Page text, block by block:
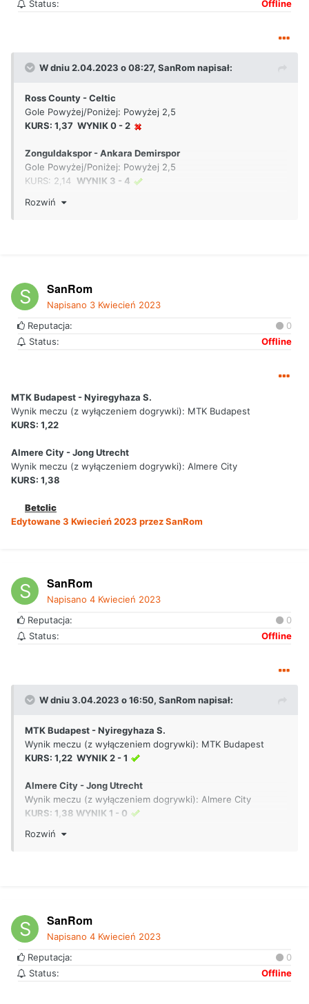
Status:
Offline
W dniu 2.04.2023 o 08:27, SanRom napisał:
Ross County - Celtic
Gole Powyżej/Poniżej: Powyżej 2,5
KURS: 1,37 WYNIK 0 - 2
Zonguldakspor - Ankara Demirspor
Gole Powyżej/Poniżej: Powyżej 2,5
KURS: 2,14 WYNIK 3 - 4
Napoli - AC Milan
Rozwiń
SanRom
Napisano 3 Kwiecień 2023
Reputacja:
0
Status:
Offline
MTK Budapest - Nyiregyhaza S.
Wynik meczu (z wyłączeniem dogrywki): MTK Budapest
KURS: 1,22
Almere City - Jong Utrecht
Wynik meczu (z wyłączeniem dogrywki): Almere City
KURS: 1,38
Betclic
Edytowane3 Kwiecień 2023 przez SanRom
SanRom
Napisano 4 Kwiecień 2023
Reputacja:
0
Status:
Offline
W dniu 3.04.2023 o 16:50, SanRom napisał:
MTK Budapest - Nyiregyhaza S.
Wynik meczu (z wyłączeniem dogrywki): MTK Budapest
KURS: 1,22 WYNIK 2 - 1
Almere City - Jong Utrecht
Wynik meczu (z wyłączeniem dogrywki): Almere City
KURS: 1,38 WYNIK 1 - 0
Betclic
Rozwiń
SanRom
Napisano 4 Kwiecień 2023
Reputacja:
0
Status:
Offline